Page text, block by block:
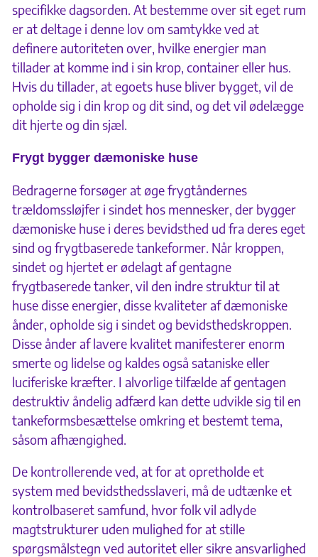
specifikke dagsorden. At bestemme over sit eget rum
er at deltage i denne lov om samtykke ved at
definere autoriteten over, hvilke energier man
tillader at komme ind i sin krop, container eller hus.
Hvis du tillader, at egoets huse bliver bygget, vil de
opholde sig i din krop og dit sind, og det vil ødelægge
dit hjerte og din sjæl.
Frygt bygger dæmoniske huse
Bedragerne forsøger at øge frygtåndernes
trældomssløjfer i sindet hos mennesker, der bygger
dæmoniske huse i deres bevidsthed ud fra deres eget
sind og frygtbaserede tankeformer. Når kroppen,
sindet og hjertet er ødelagt af gentagne
frygtbaserede tanker, vil den indre struktur til at
huse disse energier, disse kvaliteter af dæmoniske
ånder, opholde sig i sindet og bevidsthedskroppen.
Disse ånder af lavere kvalitet manifesterer enorm
smerte og lidelse og kaldes også sataniske eller
luciferiske kræfter. I alvorlige tilfælde af gentagen
destruktiv åndelig adfærd kan dette udvikle sig til en
tankeformsbesættelse omkring et bestemt tema,
såsom afhængighed.
De kontrollerende ved, at for at opretholde et
system med bevidsthedsslaveri, må de udtænke et
kontrolbaseret samfund, hvor folk vil adlyde
magtstrukturer uden mulighed for at stille
spørgsmålstegn ved autoritet eller sikre ansvarlighed